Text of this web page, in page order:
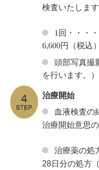
検査いたします
1回・・・
6,600円（税込）
頭部写真撮
を行います。）
治療開始
血液検査の
治療開始意思
治療薬の処
28日分の処方